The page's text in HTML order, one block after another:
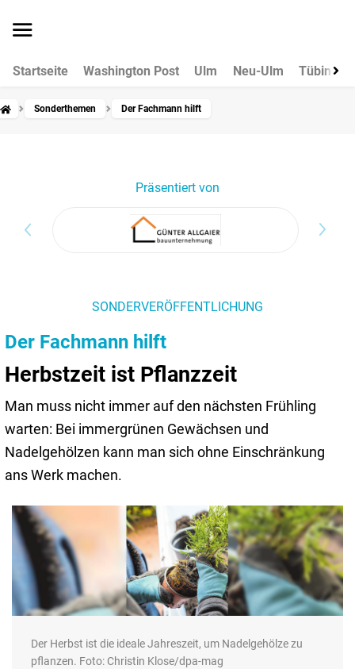
Startseite Washington Post Ulm Neu-Ulm Tübingen
Sonderthemen Der Fachmann hilft
Präsentiert von
SONDERVERÖFFENTLICHUNG
Der Fachmann hilft
Herbstzeit ist Pflanzzeit
Man muss nicht immer auf den nächsten Frühling
warten: Bei immergrünen Gewächsen und
Nadelgehölzen kann man sich ohne Einschränkung
ans Werk machen.
Der Herbst ist die ideale Jahreszeit, um Nadelgehölze zu
pflanzen. Foto: Christin Klose/dpa-mag